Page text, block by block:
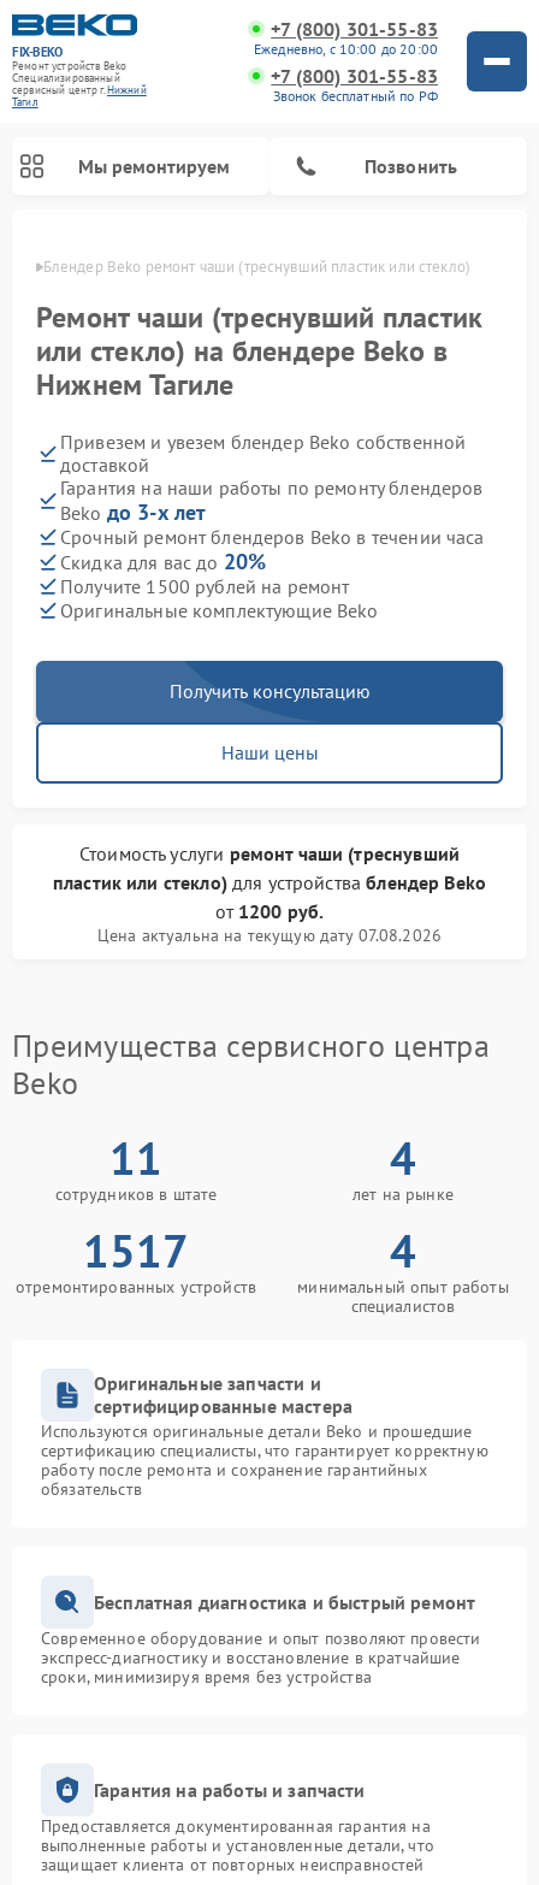
FIX-BEKO
Ремонт устройств Beko
Специализированный
cервисный центр г.Нижний
Тагил
+7 (800) 301-55-83
Ежедневно, с 10:00 до 20:00
+7 (800) 301-55-83
Звонок бесплатный по РФ
Мы ремонтируем Позвонить
Блендер Beko ремонт чаши (треснувший пластик или стекло)
Ремонт чаши (треснувший пластик
или стекло) на блендере Beko в
Нижнем Тагиле
Привезем и увезем блендер Beko собственной
доставкой
Гарантия на наши работы по ремонту блендеров
Beko до 3-х лет
Срочный ремонт блендеров Beko в течении часа
Скидка для вас до 20%
Получите 1500 рублей на ремонт
Оригинальные комплектующие Beko
Получить консультацию
Наши цены
Стоимость услуги ремонт чаши (треснувший
пластик или стекло)для устройстваблендер Beko
от 1200 руб.
Цена актуальна на текущую дату 07.08.2026
Преимущества сервисного центра
Beko
11
сотрудников в штате
4
лет на рынке
1517
отремонтированных устройств
4
минимальный опыт работы
специалистов
Оригинальные запчасти и
сертифицированные мастера
Используются оригинальные детали Beko и прошедшие
сертификацию специалисты, что гарантирует корректную
работу после ремонта и сохранение гарантийных
обязательств
Бесплатная диагностика и быстрый ремонт
Современное оборудование и опыт позволяют провести
экспресс-диагностику и восстановление в кратчайшие
сроки, минимизируя время без устройства
Гарантия на работы и запчасти
Предоставляется документированная гарантия на
выполненные работы и установленные детали, что
защищает клиента от повторных неисправностей